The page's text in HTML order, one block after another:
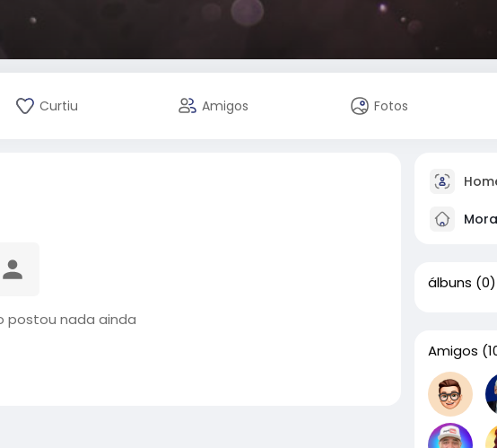
Curtiu Amigos Fotos
postou nada ainda
álbuns (0)
Amigos